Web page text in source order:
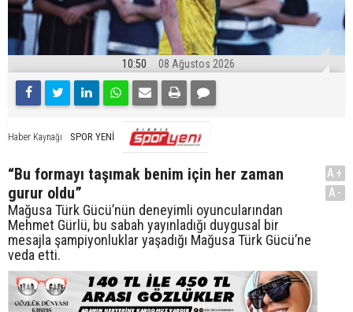
10:50 08 Ağustos 2026
Haber Kaynağı SPOR YENİ
“Bu formayı taşımak benim için her zaman
gurur oldu”
Mağusa Türk Gücü’nün deneyimli oyuncularından
Mehmet Gürlü, bu sabah yayınladığı duygusal bir
mesajla şampiyonluklar yaşadığı Mağusa Türk Gücü’ne
veda etti.
A+
A-